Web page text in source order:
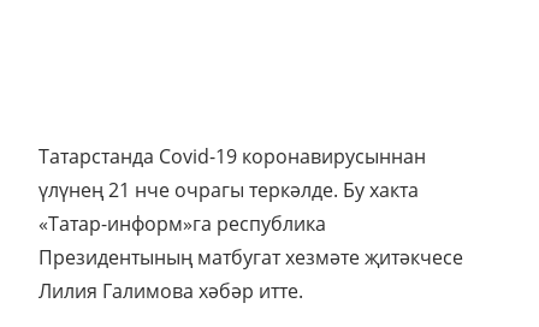
Татарстанда Covid-19 коронавирусыннан
үлүнең 21 нче очрагы теркәлде. Бу хакта
«Татар-информ»га республика
Президентының матбугат хезмәте җитәкчесе
Лилия Галимова хәбәр итте.